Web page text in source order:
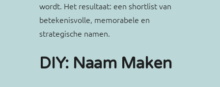
wordt. Het resultaat: een shortlist van
betekenisvolle, memorabele en
strategische namen.
DIY: Naam Maken